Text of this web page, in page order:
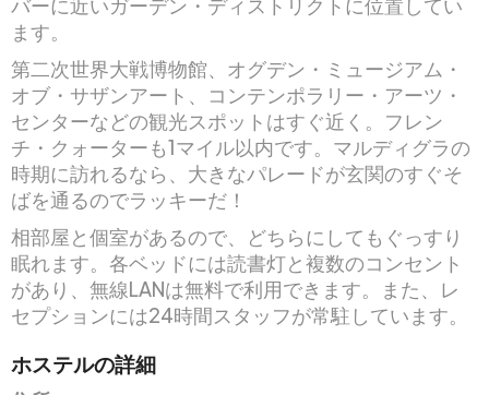
バーに近いガーデン・ディストリクトに位置してい
ます。
第二次世界大戦博物館、オグデン・ミュージアム・
オブ・サザンアート、コンテンポラリー・アーツ・
センターなどの観光スポットはすぐ近く。フレン
チ・クォーターも1マイル以内です。マルディグラの
時期に訪れるなら、大きなパレードが玄関のすぐそ
ばを通るのでラッキーだ！
相部屋と個室があるので、どちらにしてもぐっすり
眠れます。各ベッドには読書灯と複数のコンセント
があり、無線LANは無料で利用できます。また、レ
セプションには24時間スタッフが常駐しています。
ホステルの詳細